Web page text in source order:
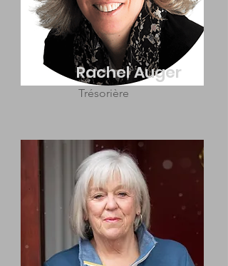
Rachel Auger
Trésorière